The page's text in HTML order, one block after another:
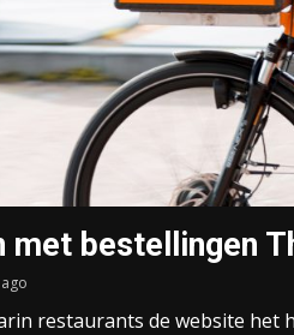
met bestellingen
restaurants de website